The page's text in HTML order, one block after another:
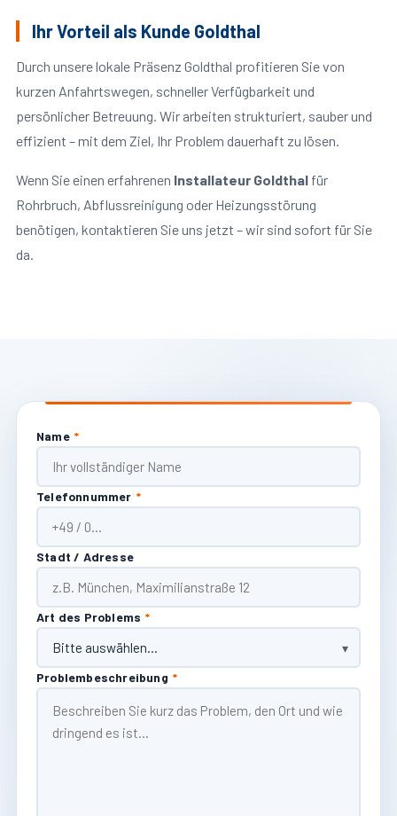
Ihr Vorteil als Kunde Goldthal
Durch unsere lokale Präsenz Goldthal profitieren Sie von
kurzen Anfahrtswegen, schneller Verfügbarkeit und
persönlicher Betreuung. Wir arbeiten strukturiert, sauber und
effizient – mit dem Ziel, Ihr Problem dauerhaft zu lösen.
Wenn Sie einen erfahrenen Installateur Goldthalfür
Rohrbruch, Abflussreinigung oder Heizungsstörung
benötigen, kontaktieren Sie uns jetzt – wir sind sofort für Sie
da.
Name *
Telefonnummer *
Stadt / Adresse
Art des Problems *
Problembeschreibung *